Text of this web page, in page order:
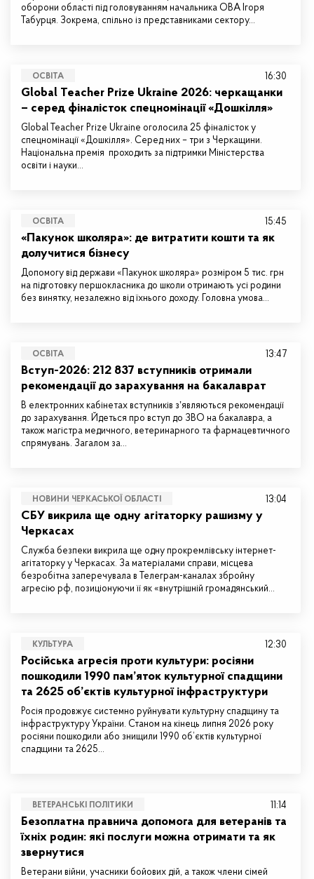
оборони області під головуванням начальника ОВА Ігоря
Табурця. Зокрема, спільно із представниками сектору…
ОСВІТА
Global Teacher Prize Ukraine 2026: черкащанки
– серед фіналісток спецномінації «Дошкілля»
Global Teacher Prize Ukraine оголосила 25 фіналісток у
спецномінації «Дошкілля». Серед них – три з Черкащини.
Національна премія проходить за підтримки Міністерства
освіти і науки…
16:30
ОСВІТА
«Пакунок школяра»: де витратити кошти та як
долучитися бізнесу
Допомогу від держави «Пакунок школяра» розміром 5 тис. грн
на підготовку першокласника до школи отримають усі родини
без винятку, незалежно від їхнього доходу. Головна умова…
15:45
ОСВІТА
Вступ-2026: 212 837 вступників отримали
рекомендації до зарахування на бакалаврат
В електронних кабінетах вступників зʼявляються рекомендації
до зарахування. Йдеться про вступ до ЗВО на бакалавра, а
також магістра медичного, ветеринарного та фармацевтичного
спрямувань. Загалом за…
13:47
НОВИНИ ЧЕРКАСЬКОЇ ОБЛАСТІ
СБУ викрила ще одну агітаторку рашизму у
Черкасах
Служба безпеки викрила ще одну прокремлівську інтернет-
агітаторку у Черкасах. За матеріалами справи, місцева
безробітна заперечувала в Телеграм-каналах збройну
агресію рф, позиціонуючи її як «внутрішній громадянський…
13:04
КУЛЬТУРА
Російська агресія проти культури: росіяни
пошкодили 1990 пам’яток культурної спадщини
та 2625 об’єктів культурної інфраструктури
Росія продовжує системно руйнувати культурну спадщину та
інфраструктуру України. Станом на кінець липня 2026 року
росіяни пошкодили або знищили 1990 об’єктів культурної
спадщини та 2625…
12:30
ВЕТЕРАНСЬКІ ПОЛІТИКИ
Безоплатна правнича допомога для ветеранів та
їхніх родин: які послуги можна отримати та як
звернутися
Ветерани війни, учасники бойових дій, а також члени сімей
11:14